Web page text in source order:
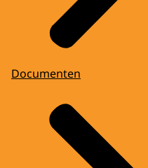
Documenten